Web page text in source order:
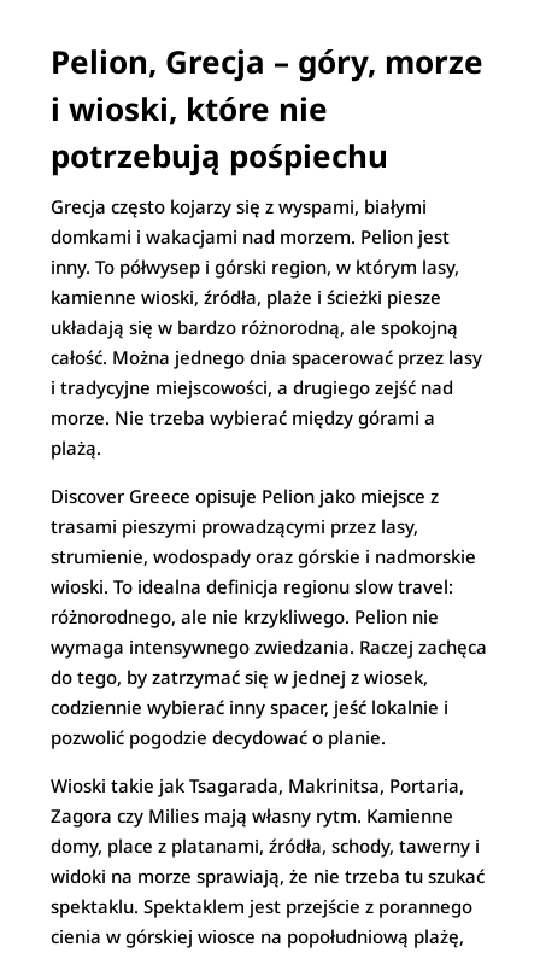
Pelion, Grecja – góry, morze
i wioski, które nie
potrzebują pośpiechu
Grecja często kojarzy się z wyspami, białymi
domkami i wakacjami nad morzem. Pelion jest
inny. To półwysep i górski region, w którym lasy,
kamienne wioski, źródła, plaże i ścieżki piesze
układają się w bardzo różnorodną, ale spokojną
całość. Można jednego dnia spacerować przez lasy
i tradycyjne miejscowości, a drugiego zejść nad
morze. Nie trzeba wybierać między górami a
plażą.
Discover Greece opisuje Pelion jako miejsce z
trasami pieszymi prowadzącymi przez lasy,
strumienie, wodospady oraz górskie i nadmorskie
wioski. To idealna definicja regionu slow travel:
różnorodnego, ale nie krzykliwego. Pelion nie
wymaga intensywnego zwiedzania. Raczej zachęca
do tego, by zatrzymać się w jednej z wiosek,
codziennie wybierać inny spacer, jeść lokalnie i
pozwolić pogodzie decydować o planie.
Wioski takie jak Tsagarada, Makrinitsa, Portaria,
Zagora czy Milies mają własny rytm. Kamienne
domy, place z platanami, źródła, schody, tawerny i
widoki na morze sprawiają, że nie trzeba tu szukać
spektaklu. Spektaklem jest przejście z porannego
cienia w górskiej wiosce na popołudniową plażę,